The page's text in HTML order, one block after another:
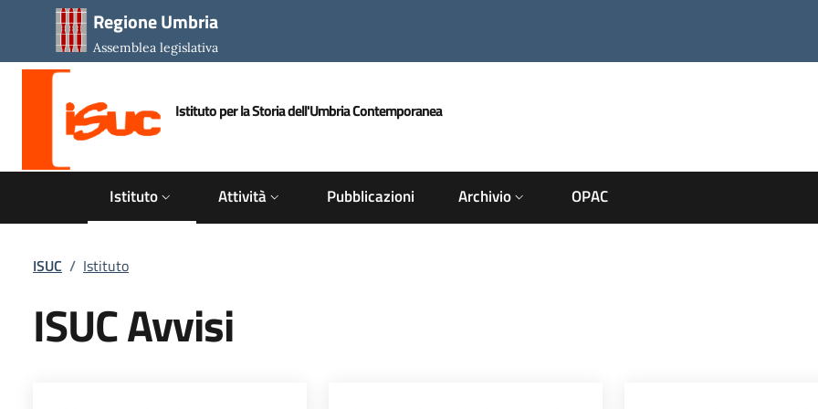
Salta al contenuto principale
Salta al piè di paginaRegione Umbria
Assemblea legislativa
Istituto per la Storia dell'Umbria Contemporanea
ISUCIstituto Attività Pubblicazioni Archivio OPAC
Briciole di pane
ISUC / Istituto
ISUC Avvisi